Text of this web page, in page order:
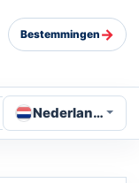
Bestemmingen →
Nederlands